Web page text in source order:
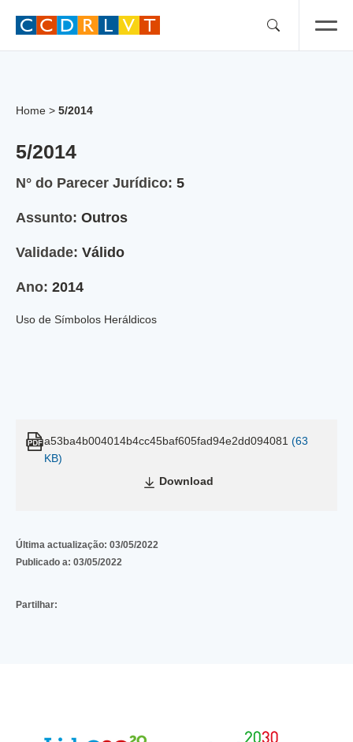
Home > 5/2014
5/2014
N° do Parecer Jurídico: 5
Assunto: Outros
Validade: Válido
Ano: 2014
Uso de Símbolos Heráldicos
a53ba4b004014b4cc45baf605fad94e2dd094081 (63
KB)
Download
Última actualização: 03/05/2022
Publicado a: 03/05/2022
Partilhar: